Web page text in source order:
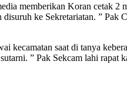
memberikan Koran cetak 2
ke Sekretariatan. ” Pak
saat di tanya
” Pak Sekcam lahi